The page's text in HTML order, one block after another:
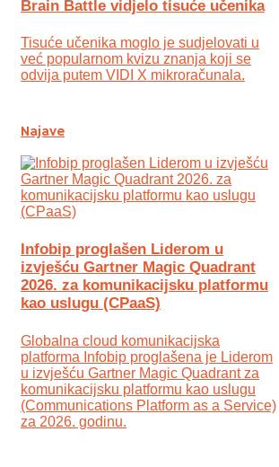
Brain Battle vidjelo tisuće učenika
Tisuće učenika moglo je sudjelovati u
već popularnom kvizu znanja koji se
odvija putem VIDI X mikroračunala.
Najave
Infobip proglašen Liderom u
izvješću Gartner Magic Quadrant
2026. za komunikacijsku platformu
kao uslugu (CPaaS)
Globalna cloud komunikacijska
platforma Infobip proglašena je Liderom
u izvješću Gartner Magic Quadrant za
komunikacijsku platformu kao uslugu
(Communications Platform as a Service)
za 2026. godinu.